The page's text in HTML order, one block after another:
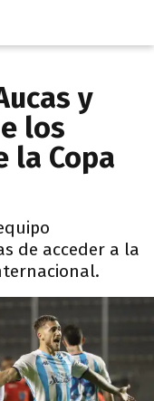
y
los
la Copa
de acceder a la